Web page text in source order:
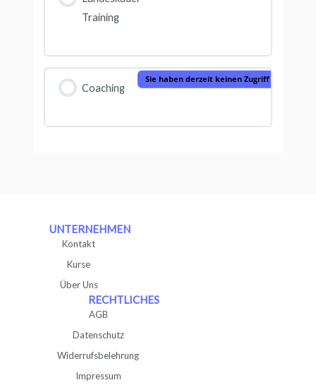
Training
Coaching
Sie haben derzeit keinen Zugriff auf diesen
UNTERNEHMEN
Kontakt
Kurse
Über Uns
RECHTLICHES
AGB
Datenschutz
Widerrufsbelehrung
Impressum